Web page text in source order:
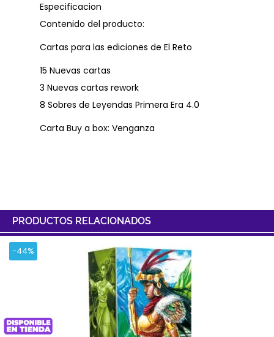
Especificacion
Contenido del producto:
Cartas para las ediciones de El Reto
15 Nuevas cartas
3 Nuevas cartas rework
8 Sobres de Leyendas Primera Era 4.0
Carta Buy a box: Venganza
PRODUCTOS RELACIONADOS
-44%